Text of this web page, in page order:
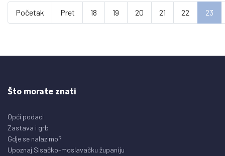
Početak Pret 18 19 20 21 22 23
Što morate znati
Opći podaci
Zastava i grb
Gdje se nalazimo?
Upoznaj Sisačko-moslavačku županiju